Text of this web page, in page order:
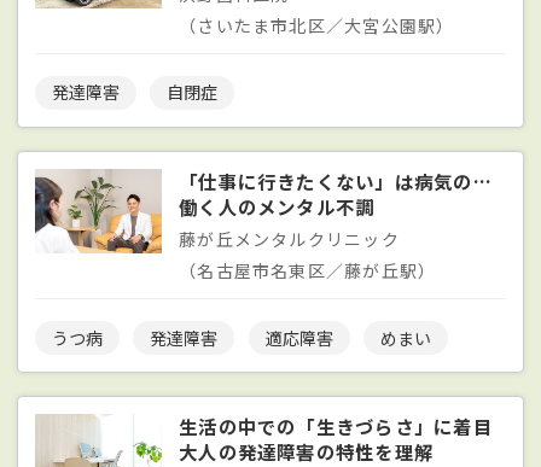
（さいたま市北区／大宮公園駅）
発達障害 自閉症
「仕事に行きたくない」は病気のサイン？
働く人のメンタル不調
藤が丘メンタルクリニック
（名古屋市名東区／藤が丘駅）
うつ病 発達障害 適応障害 めまい
生活の中での「生きづらさ」に着目
大人の発達障害の特性を理解